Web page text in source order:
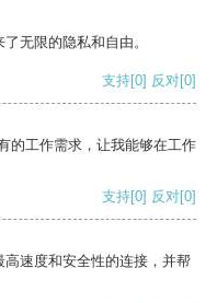
无限的隐私和自由。
支持[0] 反对[0]
的工作需求，让我能够在工作
支持[0] 反对[0]
速度和安全性的连接，并帮